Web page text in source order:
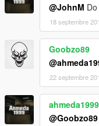
@JohnM
18 septembre
Goobzo89
22 septembre
ahmeda1999
@Goobzo89